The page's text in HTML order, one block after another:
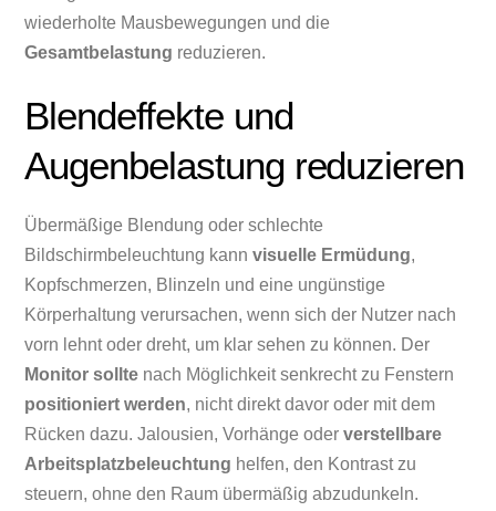
wiederholte Mausbewegungen und die
Gesamtbelastung reduzieren.
Blendeffekte und
Augenbelastung reduzieren
Übermäßige Blendung oder schlechte
Bildschirmbeleuchtung kannvisuelle Ermüdung,
Kopfschmerzen, Blinzeln und eine ungünstige
Körperhaltung verursachen, wenn sich der Nutzer nach
vorn lehnt oder dreht, um klar sehen zu können. Der
Monitor sollte nach Möglichkeit senkrecht zu Fenstern
positioniert werden, nicht direkt davor oder mit dem
Rücken dazu. Jalousien, Vorhänge oderverstellbare
Arbeitsplatzbeleuchtung helfen, den Kontrast zu
steuern, ohne den Raum übermäßig abzudunkeln.